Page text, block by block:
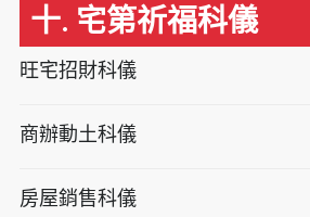
十. 宅第祈福科儀
旺宅招財科儀
商辦動土科儀
房屋銷售科儀